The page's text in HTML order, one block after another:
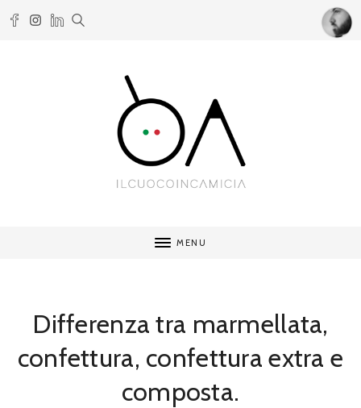
MENU
Differenza tra marmellata,
confettura, confettura extra e
composta.